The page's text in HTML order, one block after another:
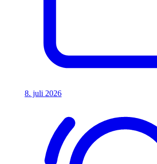
8. juli 2026